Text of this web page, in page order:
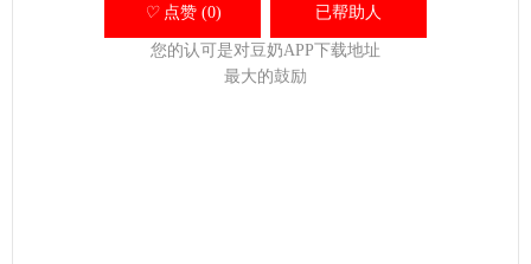
♡点赞 (0) 已帮助 人
您的认可是对豆奶APP下载地址
最大的鼓励